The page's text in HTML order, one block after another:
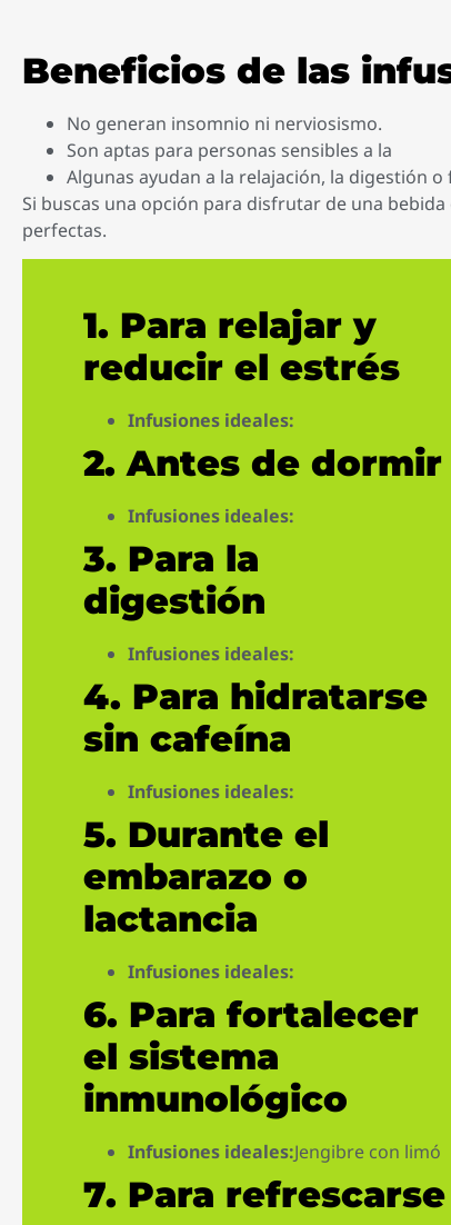
Beneficios de las
No generan insomnio ni nerviosismo.
Son aptas para personas sensibles a la
Algunas ayudan a la relajación, la digestión
Si buscas una opción para disfrutar de una
perfectas.
1. Para relajar y
reducir el estrés
Infusiones ideales:
2.Antes de dormir
Infusiones ideales:
3. Para la
digestión
Infusiones ideales:
4. Para hidratarse
sin cafeína
Infusiones ideales:
5. Durante el
embarazo o
lactancia
Infusiones ideales:
6. Para fortalecer
el sistema
inmunológico
Infusiones ideales:Jengibre con limó
7. Para refrescarse